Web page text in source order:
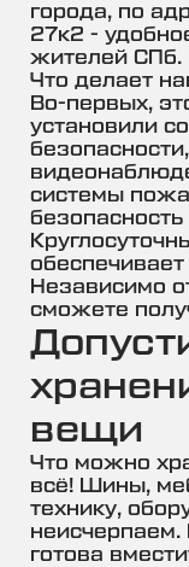
города, по
27к2 -
жителей СПб.
Что делает
Во-первых,
установили
системы
обеспечивает
Независимо
сможете
вещи
Что можно
всё! Шины,
технику,
готова